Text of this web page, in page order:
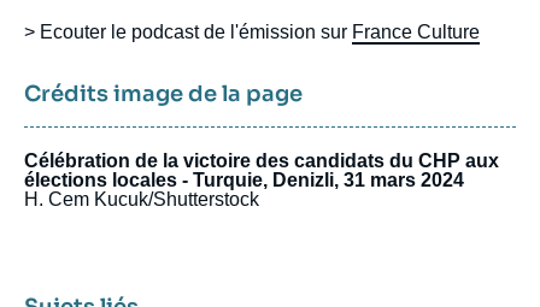
> Ecouter le podcast de l'émission sur France Culture
Crédits image de la page
Célébration de la victoire des candidats du CHP aux
élections locales - Turquie, Denizli, 31 mars 2024
H. Cem Kucuk/Shutterstock